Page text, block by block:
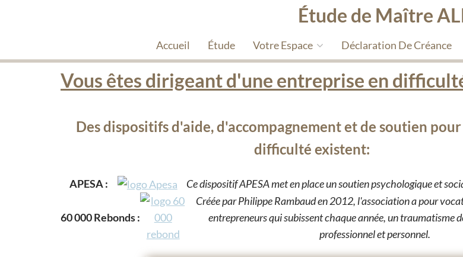
Étude de Maître
Accueil Étude Votre Espace Déclaration De Créance
Vous êtes dirigeant d'une entreprise en
Des dispositifs d'aide, d'accompagnement et de soutien
difficulté existent:
APESA : Ce dispositif APESA met en place un soutien psychologique et
60 000 Rebonds :
Créée par Philippe Rambaud en 2012, l'association a pour
entrepreneurs qui subissent chaque année, un traumatisme
professionnel et personnel.